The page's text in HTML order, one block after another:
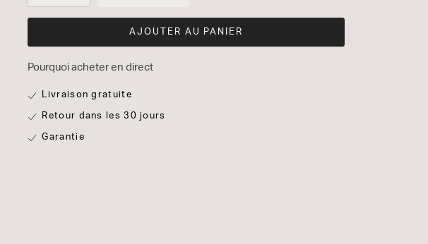
AJOUTER AU PANIER
Pourquoi acheter en direct
Livraison gratuite
Retour dans les 30 jours
Garantie